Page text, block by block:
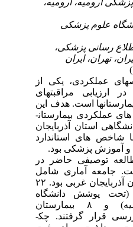
ارومیه، ارومیه،
علوم پزشکی
رسانی پزشکی،
تهران، ایران
عملکردی، یکی از
مراقبت­های
است. هدف این
عملکردی بیمارستان­
استان آذربایجان
شاخص­ های استاندارد
آموزش پزشکی بود.
توصیفی حاضر در
گرفت. جامعه آماری شامل
کلیه بیمارستا­ن­های استان آذربایجان غربی بود. ۲۲
(تحت پوشش دانشگاه
علوم پزشکی ارومیه) و ۸ بیمارستان
قرار گرفتند. چک­